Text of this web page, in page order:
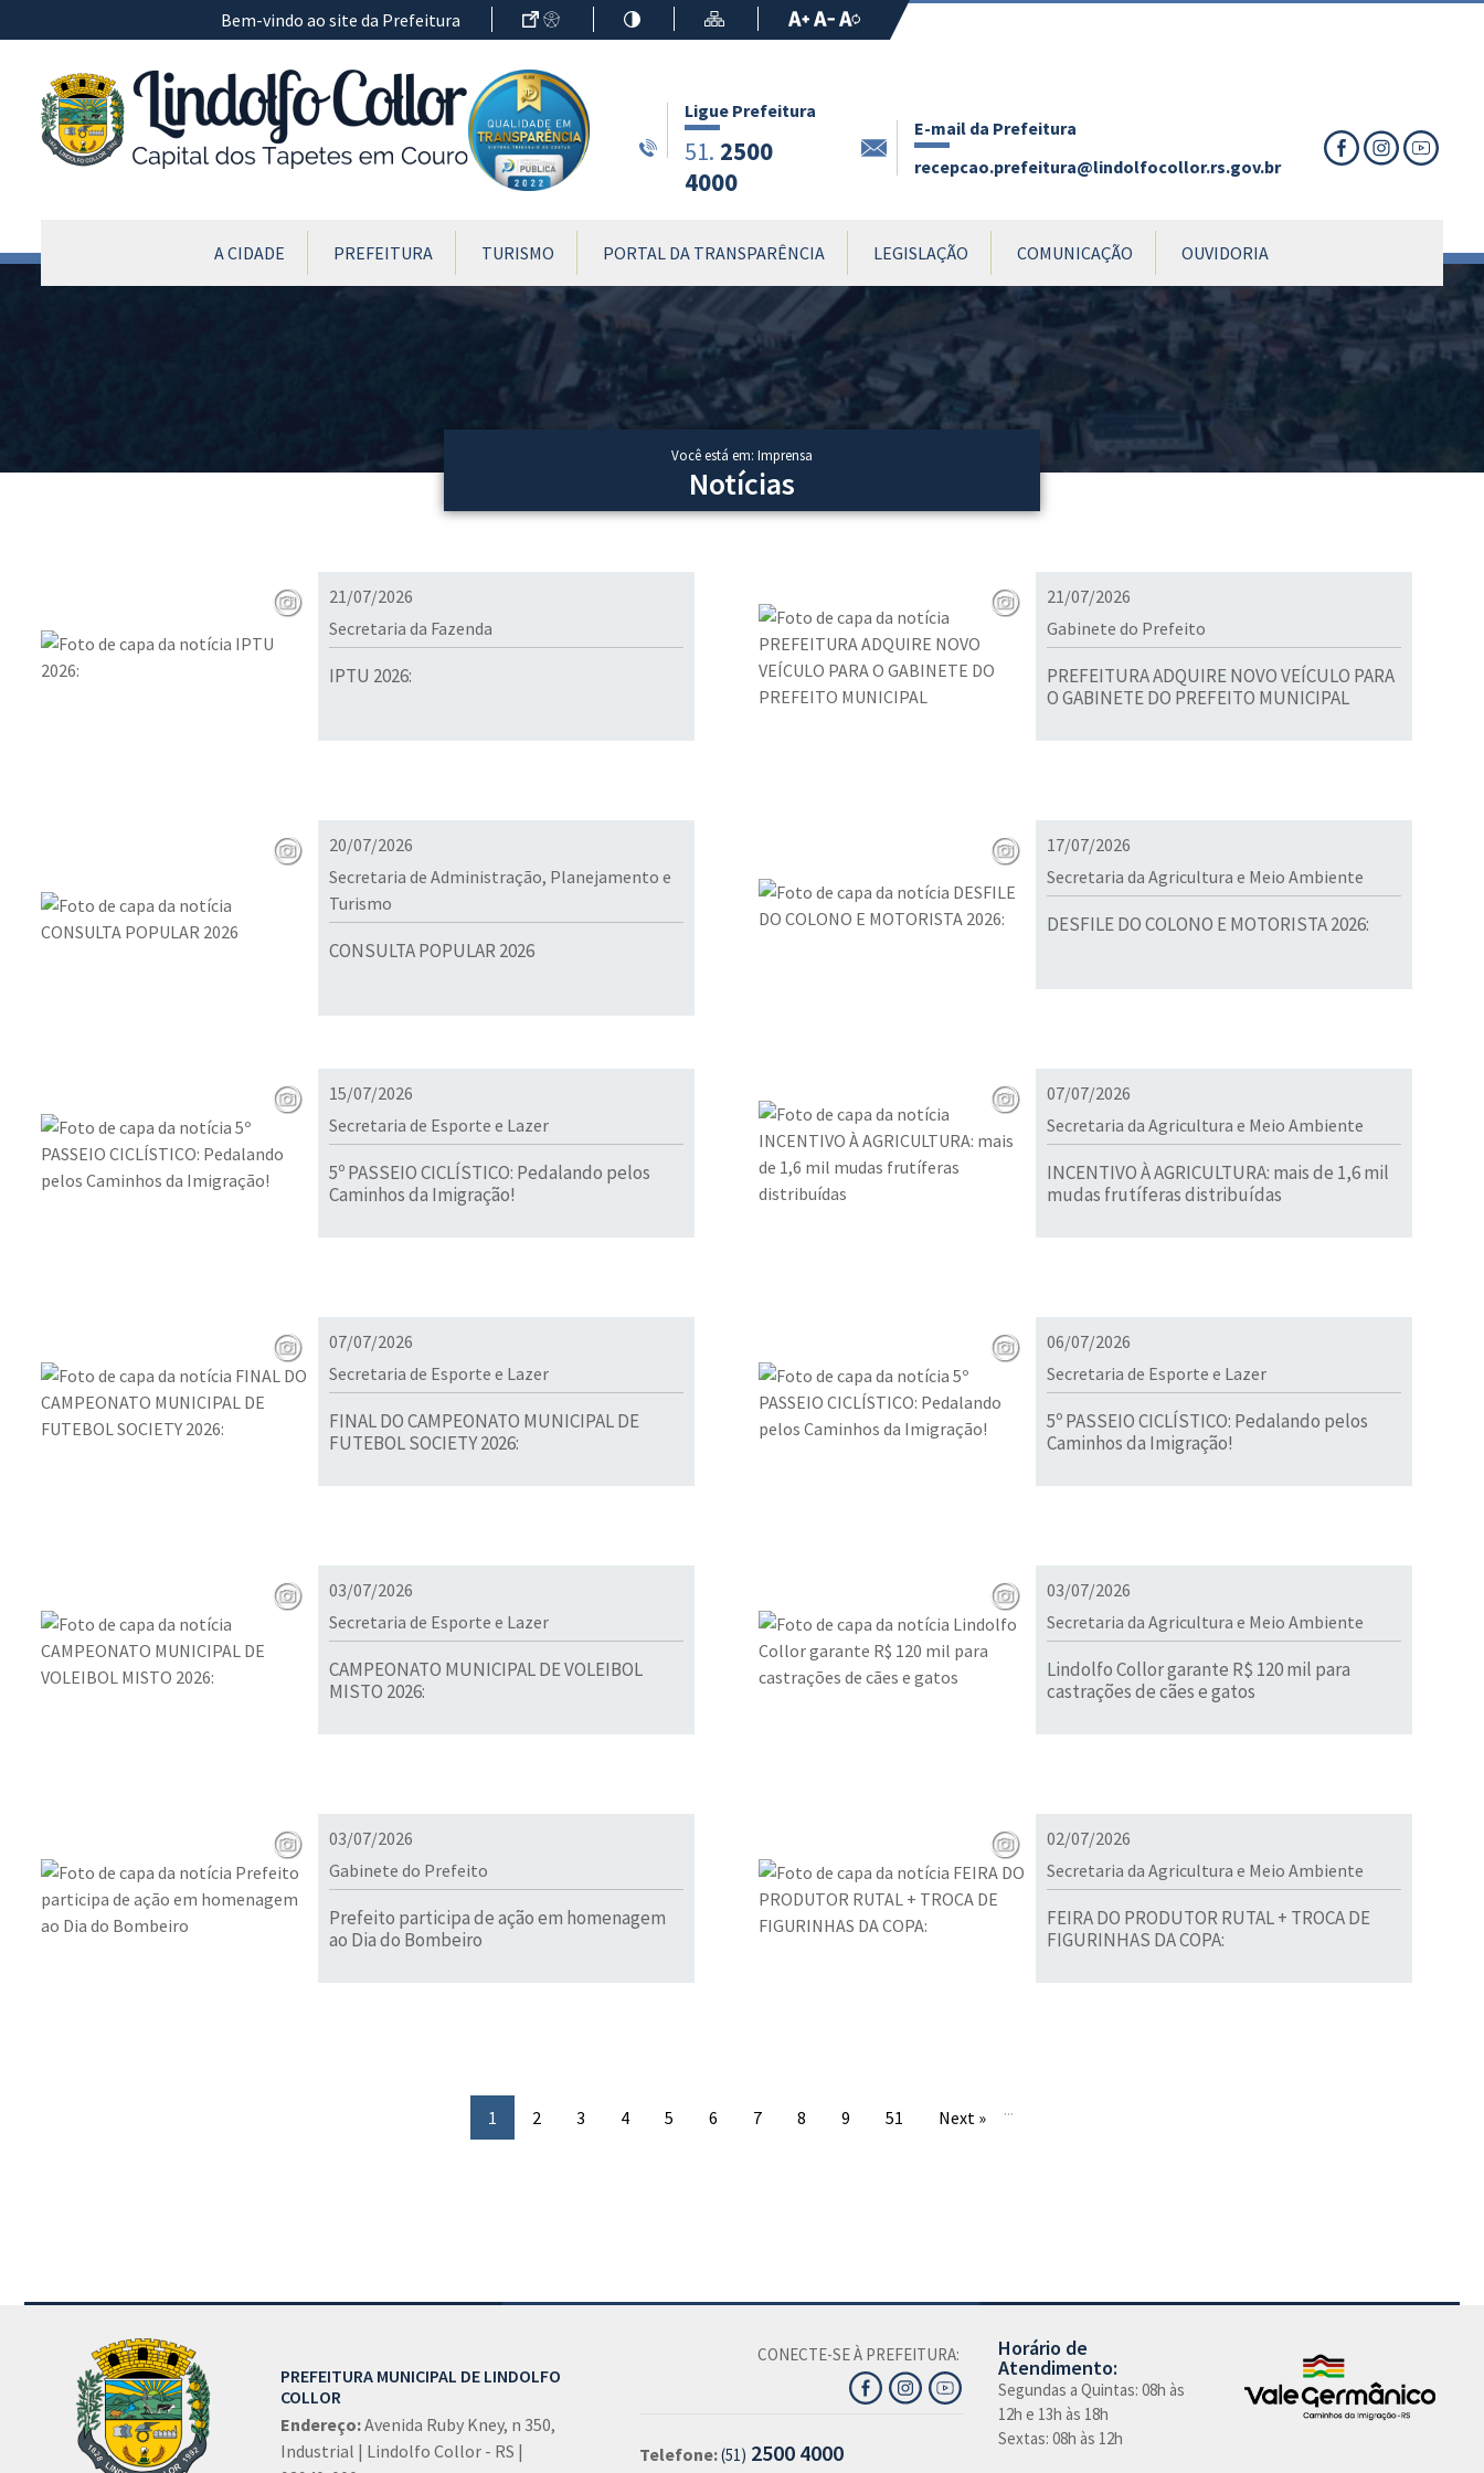
Bem-vindo ao site da Prefeitura Ir para o Conteúdo
AcessibilidadeAlto ContrasteMapa do Site Aumentar Fonte
Diminuir Fonte
Fonte Original
Ligue Prefeitura
51. 2500
4000
E-mail da Prefeitura
recepcao.prefeitura@lindolfocollor.rs.gov.br
CONTEÚDO DO MENU
A CIDADE PREFEITURA TURISMO PORTAL DA TRANSPARÊNCIA LEGISLAÇÃO COMUNICAÇÃO OUVIDORIA
Conteúdo Principal
Você está em: Imprensa
Notícias
21/07/2026
Secretaria da Fazenda
IPTU 2026:
21/07/2026
Gabinete do Prefeito
PREFEITURA ADQUIRE NOVO VEÍCULO PARA
O GABINETE DO PREFEITO MUNICIPAL
20/07/2026
Secretaria de Administração, Planejamento e
Turismo
CONSULTA POPULAR 2026
17/07/2026
Secretaria da Agricultura e Meio Ambiente
DESFILE DO COLONO E MOTORISTA 2026:
15/07/2026
Secretaria de Esporte e Lazer
5º PASSEIO CICLÍSTICO: Pedalando pelos
Caminhos da Imigração!
07/07/2026
Secretaria da Agricultura e Meio Ambiente
INCENTIVO À AGRICULTURA: mais de 1,6 mil
mudas frutíferas distribuídas
07/07/2026
Secretaria de Esporte e Lazer
FINAL DO CAMPEONATO MUNICIPAL DE
FUTEBOL SOCIETY 2026:
06/07/2026
Secretaria de Esporte e Lazer
5º PASSEIO CICLÍSTICO: Pedalando pelos
Caminhos da Imigração!
03/07/2026
Secretaria de Esporte e Lazer
CAMPEONATO MUNICIPAL DE VOLEIBOL
MISTO 2026:
03/07/2026
Secretaria da Agricultura e Meio Ambiente
Lindolfo Collor garante R$ 120 mil para
castrações de cães e gatos
03/07/2026
Gabinete do Prefeito
Prefeito participa de ação em homenagem
ao Dia do Bombeiro
02/07/2026
Secretaria da Agricultura e Meio Ambiente
FEIRA DO PRODUTOR RUTAL + TROCA DE
FIGURINHAS DA COPA:
1 2 3 4 5 6 7 8 9 ...
51
Next »
PREFEITURA MUNICIPAL DE LINDOLFO
COLLOR
Endereço:Avenida Ruby Kney, n 350,
Industrial | Lindolfo Collor - RS |
CONECTE-SE À PREFEITURA:
Telefone:(51) 2500 4000
Horário de
Atendimento:
Segundas a Quintas: 08h às
12h e 13h às 18h
Sextas: 08h às 12h